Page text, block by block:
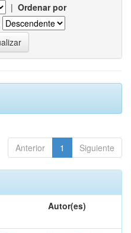
| Ordenar por
Anterior 1 Siguiente
Autor(es)